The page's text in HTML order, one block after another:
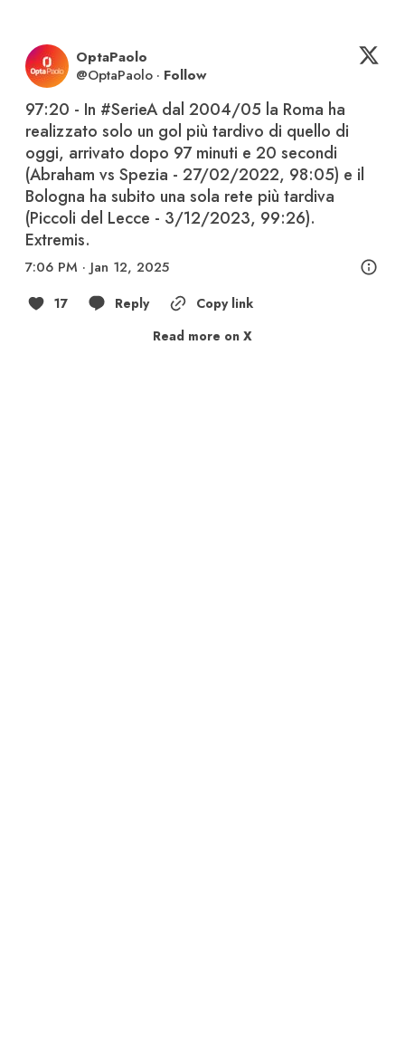
OptaPaolo
@OptaPaolo · Follow
97:20 - In #SerieA dal 2004/05 la Roma ha
realizzato solo un gol più tardivo di quello di
oggi, arrivato dopo 97 minuti e 20 secondi
(Abraham vs Spezia - 27/02/2022, 98:05) e il
Bologna ha subito una sola rete più tardiva
(Piccoli del Lecce - 3/12/2023, 99:26).
Extremis.
7:06 PM · Jan 12, 2025
17 Reply
Copy link
Read more on X